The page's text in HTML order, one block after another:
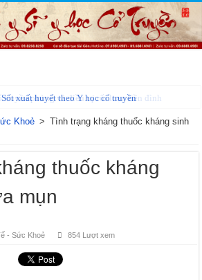
xuất huyết theo Y học cổ truyền
Khoẻ > Tình trạng kháng thuốc kháng sinh
thuốc kháng
mụn
- Sức Khoẻ 854 Lượt xem